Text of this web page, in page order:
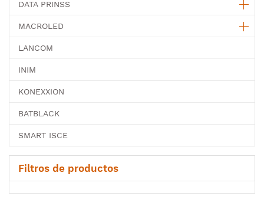
DATA PRINSS
MACROLED
LANCOM
INIM
KONEXXION
BATBLACK
SMART ISCE
Filtros de productos